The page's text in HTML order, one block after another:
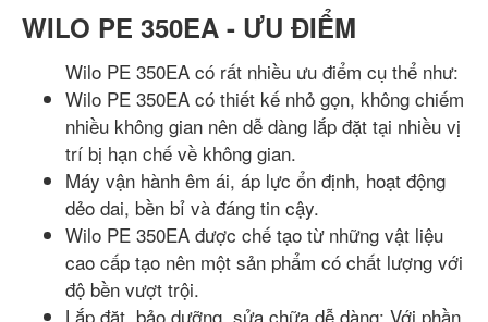
WILO PE 350EA - ƯU ĐIỂM
Wilo PE 350EA có rất nhiều ưu điểm cụ thể như:
Wilo PE 350EA có thiết kế nhỏ gọn, không chiếm
nhiều không gian nên dễ dàng lắp đặt tại nhiều vị
trí bị hạn chế về không gian.
Máy vận hành êm ái, áp lực ổn định, hoạt động
dẻo dai, bền bỉ và đáng tin cậy.
Wilo PE 350EA được chế tạo từ những vật liệu
cao cấp tạo nên một sản phẩm có chất lượng với
độ bền vượt trội.
Lắp đặt, bảo dưỡng, sửa chữa dễ dàng: Với phần